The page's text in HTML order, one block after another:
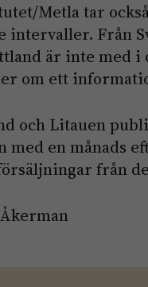
Metla tar
intervaller. Från
är inte med i
om ett
och Litauen
med en månads
från